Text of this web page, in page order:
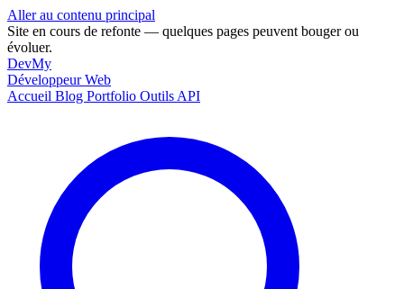
Aller au contenu principal
Site en cours de refonte — quelques pages peuvent bouger ou
évoluer.
DevMy
Développeur Web
Accueil Blog Portfolio Outils API